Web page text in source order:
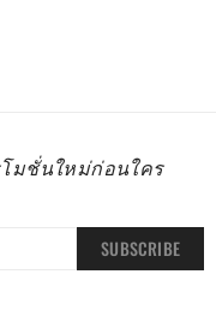
โมชั่นใหม่ก่อนใคร
SUBSCRIBE